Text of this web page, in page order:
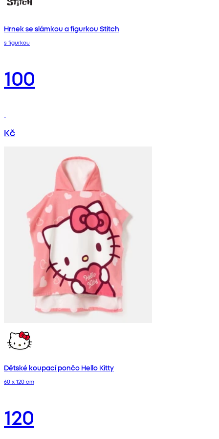
Hrnek se slámkou a figurkou Stitch
s figurkou
100
Kč
Dětské koupací pončo Hello Kitty
60 x 120 cm
120